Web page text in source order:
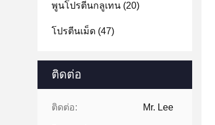
พูนโปรตีนกลูเทน (20)
โปรตีนเม็ด (47)
ติดต่อ
ติดต่อ: Mr. Lee